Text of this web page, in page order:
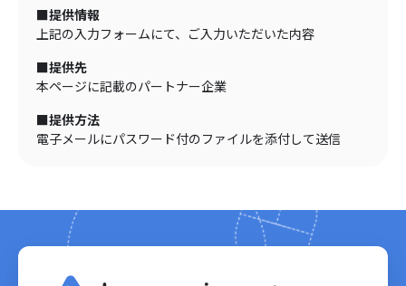
■提供情報
上記の入力フォームにて、ご入力いただいた内容
■提供先
本ページに記載のパートナー企業
■提供方法
電子メールにパスワード付のファイルを添付して送信